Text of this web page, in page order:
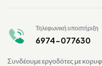
Τηλεφωνική υποστήριξη
6974-077630
Συνδέουμε εργοδότες με